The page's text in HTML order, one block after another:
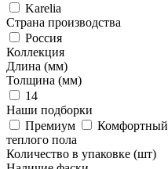
Karelia
Страна производства
Россия
Коллекция
Длина (мм)
Толщина (мм)
14
Наши подборки
Премиум
Комфортный
теплого пола
Количество в упаковке (шт)